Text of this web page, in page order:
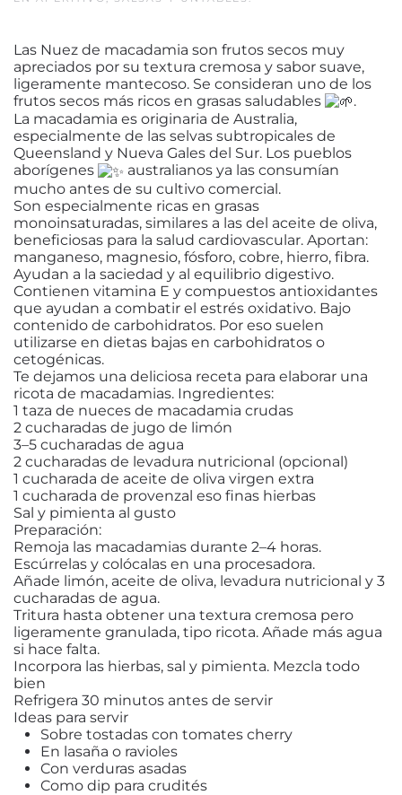
Las Nuez de macadamia son frutos secos muy
apreciados por su textura cremosa y sabor suave,
ligeramente mantecoso. Se consideran uno de los
frutos secos más ricos en grasas saludables
.
La macadamia es originaria de Australia,
especialmente de las selvas subtropicales de
Queensland y Nueva Gales del Sur. Los pueblos
aborígenes
australianos ya las consumían
mucho antes de su cultivo comercial.
Son especialmente ricas en grasas
monoinsaturadas, similares a las del aceite de oliva,
beneficiosas para la salud cardiovascular. Aportan:
manganeso, magnesio, fósforo, cobre, hierro, fibra.
Ayudan a la saciedad y al equilibrio digestivo.
Contienen vitamina E y compuestos antioxidantes
que ayudan a combatir el estrés oxidativo. Bajo
contenido de carbohidratos. Por eso suelen
utilizarse en dietas bajas en carbohidratos o
cetogénicas.
Te dejamos una deliciosa receta para elaborar una
ricota de macadamias. Ingredientes:
1 taza de nueces de macadamia crudas
2 cucharadas de jugo de limón
3–5 cucharadas de agua
2 cucharadas de levadura nutricional (opcional)
1 cucharada de aceite de oliva virgen extra
1 cucharada de provenzal eso finas hierbas
Sal y pimienta al gusto
Preparación:
Remoja las macadamias durante 2–4 horas.
Escúrrelas y colócalas en una procesadora.
Añade limón, aceite de oliva, levadura nutricional y 3
cucharadas de agua.
Tritura hasta obtener una textura cremosa pero
ligeramente granulada, tipo ricota. Añade más agua
si hace falta.
Incorpora las hierbas, sal y pimienta. Mezcla todo
bien
Refrigera 30 minutos antes de servir
Ideas para servir
Sobre tostadas con tomates cherry
En lasaña o ravioles
Con verduras asadas
Como dip para crudités